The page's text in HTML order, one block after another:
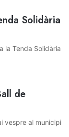
Solidària
la Tenda Solidària
de
vespre al municipi